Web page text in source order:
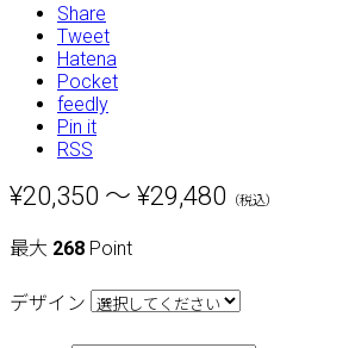
Share
Tweet
Hatena
Pocket
feedly
Pin it
RSS
¥20,350 ～ ¥29,480 （税込）
最大 268 Point
デザイン